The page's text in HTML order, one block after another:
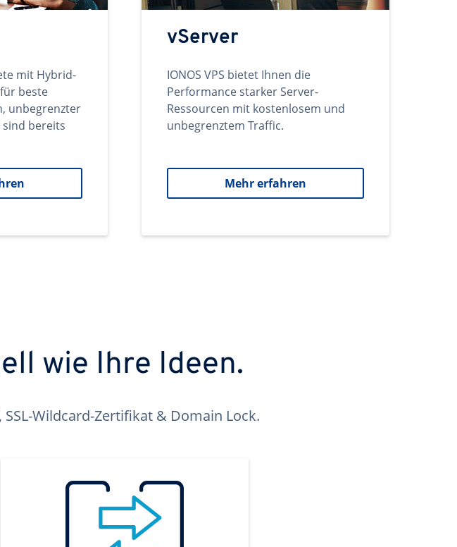
mit Hybrid-
beste
unbegrenzter
sind bereits
vServer
IONOS VPS bietet Ihnen die
Performance starker Server-
Ressourcen mit kostenlosem und
unbegrenztem Traffic.
Mehr erfahren
wie Ihre Ideen.
Wildcard-Zertifikat & Domain Lock.